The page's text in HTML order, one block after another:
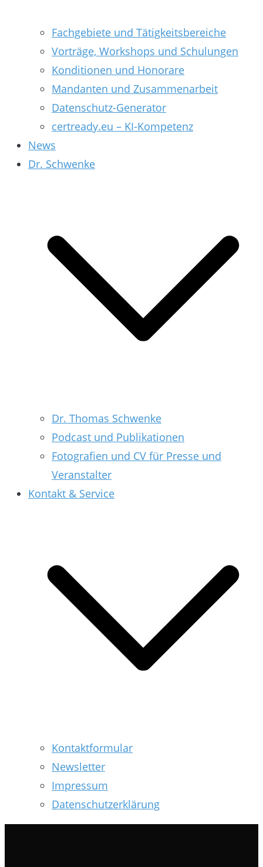
Fachgebiete und Tätigkeitsbereiche
Vorträge, Workshops und Schulungen
Konditionen und Honorare
Mandanten und Zusammenarbeit
Datenschutz-Generator
certready.eu – KI-Kompetenz
News
Dr. Schwenke
Dr. Thomas Schwenke
Podcast und Publikationen
Fotografien und CV für Presse und
Veranstalter
Kontakt & Service
Kontaktformular
Newsletter
Impressum
Datenschutzerklärung